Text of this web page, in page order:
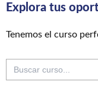
Explora tus
Tenemos el curso
Buscar: